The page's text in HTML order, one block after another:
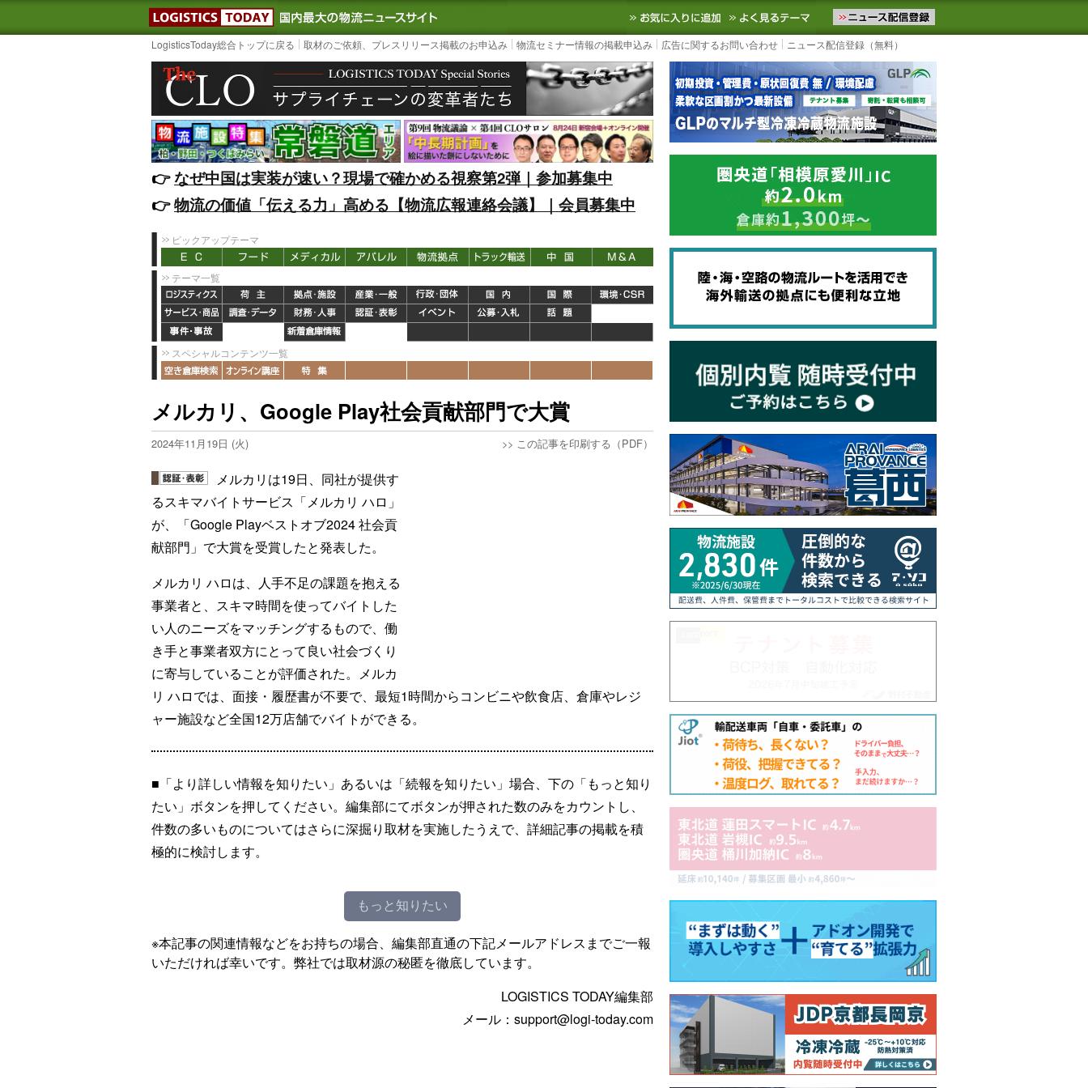
LOGISTICS TODAY｜国内最大の物流ニュースサイト3PL, SCMなど国内外の最新の物流ニュースをお届けします。物流ニュースメール配信を登録す
お気に入りに追加 よく見るテーマ
LogisticsToday総合トップに戻る 取材のご依頼、プレスリリース掲載のお申込み 物流セミナー情報の掲載申込み 広告に関するお問い合わせ ニュース配信登録（無料）
👉️なぜ中国は実装が速い？現場で確かめる視察第2弾｜参加募集中
👉️物流の価値「伝える力」高める【物流広報連絡会議】｜会員募集中
ピックアップテーマ
テーマ一覧
スペシャルコンテンツ一覧
メルカリ、Google Play社会貢献部門で大賞
2024年11月19日 (火) >> この記事を印刷する（PDF）
メルカリは19日、同社が提供す
るスキマバイトサービス「メルカリ ハロ」
が、「Google Playベストオブ2024 社会貢
献部門」で大賞を受賞したと発表した。
メルカリ ハロは、人手不足の課題を抱える
事業者と、スキマ時間を使ってバイトした
い人のニーズをマッチングするもので、働
き手と事業者双方にとって良い社会づくり
に寄与していることが評価された。メルカ
リ ハロでは、面接・履歴書が不要で、最短1時間からコンビニや飲食店、倉庫やレジ
ャー施設など全国12万店舗でバイトができる。
■「より詳しい情報を知りたい」あるいは「続報を知りたい」場合、下の「もっと知り
たい」ボタンを押してください。編集部にてボタンが押された数のみをカウントし、
件数の多いものについてはさらに深掘り取材を実施したうえで、詳細記事の掲載を積
極的に検討します。
もっと知りたい
※本記事の関連情報などをお持ちの場合、編集部直通の下記メールアドレスまでご一報
いただければ幸いです。弊社では取材源の秘匿を徹底しています。
LOGISTICS TODAY編集部
メール：support@logi-today.com